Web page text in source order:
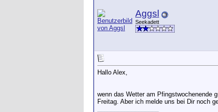
Aggsl
Seekadett
Hallo Alex,
wenn das Wetter am Pfingstwochenende
Freitag. Aber ich melde uns bei Dir noch